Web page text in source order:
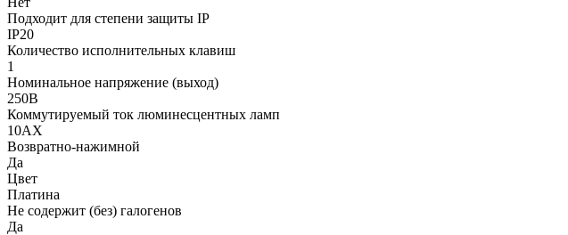
Подходит для степени защиты IP
IP20
Количество исполнительных клавиш
1
Номинальное напряжение (выход)
250В
Коммутируемый ток люминесцентных ламп
10AX
Возвратно-нажимной
Да
Цвет
Платина
Не содержит (без) галогенов
Да